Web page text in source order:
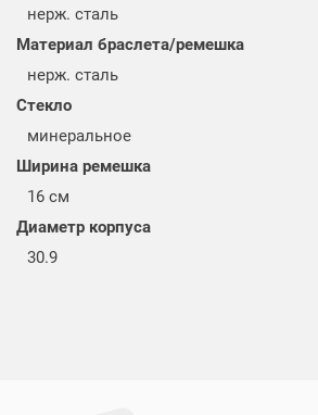
нерж. сталь
Материал браслета/ремешка
нерж. сталь
Стекло
минеральное
Ширина ремешка
16 см
Диаметр корпуса
30.9